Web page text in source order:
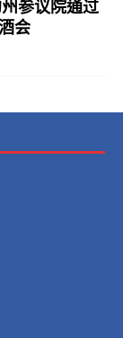
参议院通过
会